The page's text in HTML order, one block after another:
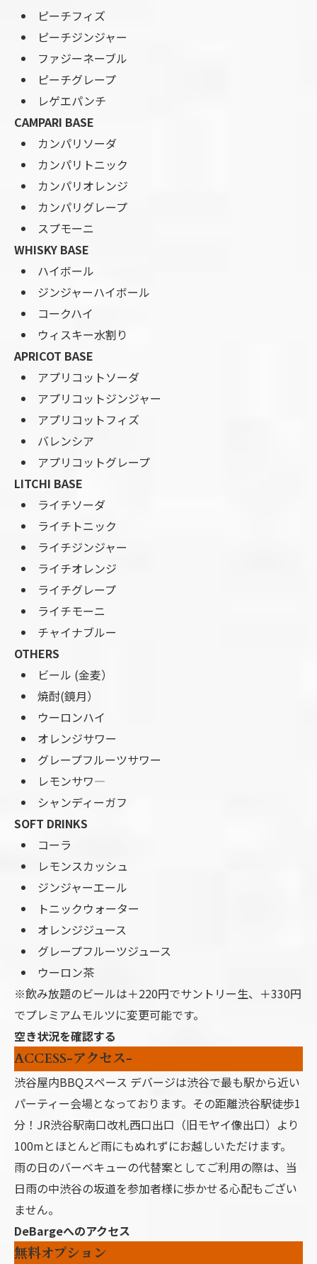
ピーチフィズ
ピーチジンジャー
ファジーネーブル
ピーチグレープ
レゲエパンチ
CAMPARI BASE
カンパリソーダ
カンパリトニック
カンパリオレンジ
カンパリグレープ
スプモーニ
WHISKY BASE
ハイボール
ジンジャーハイボール
コークハイ
ウィスキー水割り
APRICOT BASE
アプリコットソーダ
アプリコットジンジャー
アプリコットフィズ
バレンシア
アプリコットグレープ
LITCHI BASE
ライチソーダ
ライチトニック
ライチジンジャー
ライチオレンジ
ライチグレープ
ライチモーニ
チャイナブルー
OTHERS
ビール (金麦）
焼酎(鏡月）
ウーロンハイ
オレンジサワー
グレープフルーツサワー
レモンサワ―
シャンディーガフ
SOFT DRINKS
コーラ
レモンスカッシュ
ジンジャーエール
トニックウォーター
オレンジジュース
グレープフルーツジュース
ウーロン茶
※飲み放題のビールは＋220円でサントリー生、＋330円
でプレミアムモルツに変更可能です。
空き状況を確認する
ACCESS-アクセス-
渋谷屋内BBQスペース デバージは渋谷で最も駅から近い
パーティー会場となっております。その距離渋谷駅徒歩1
分！JR渋谷駅南口改札西口出口（旧モヤイ像出口）より
100mとほとんど雨にもぬれずにお越しいただけます。
雨の日のバーベキューの代替案としてご利用の際は、当
日雨の中渋谷の坂道を参加者様に歩かせる心配もござい
ません。
DeBargeへのアクセス
無料オプション
お問い合わせはこちら